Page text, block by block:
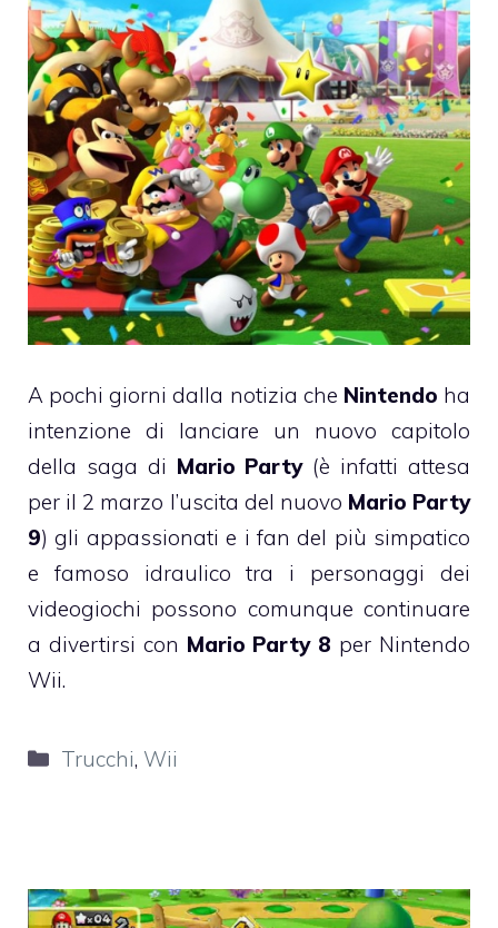
A pochi giorni dalla notizia che Nintendo ha
intenzione di lanciare un nuovo capitolo
della saga di Mario Party(è infatti attesa
per il 2 marzo l’uscita del nuovo Mario Party
9) gli appassionati e i fan del più simpatico
e famoso idraulico tra i personaggi dei
videogiochi possono comunque continuare
a divertirsi con Mario Party 8 per Nintendo
Wii.
Categorie
Trucchi, Wii